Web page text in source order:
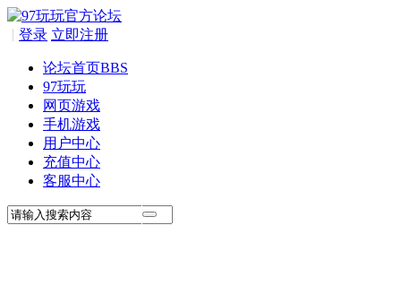
登录
| 立即注册
论坛首页BBS
97玩玩
网页游戏
手机游戏
用户中心
充值中心
客服中心